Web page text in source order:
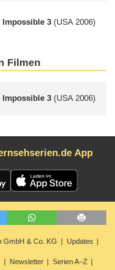
Impossible 3 (USA2006)
Filmen
Impossible 3 (USA2006)
App
GmbH & Co. KG Updates
Newsletter Serien A–Z